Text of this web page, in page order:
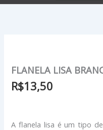
FLANELA LISA
R$13,50
A flanela lisa é um tipo
-
MT
quantidade